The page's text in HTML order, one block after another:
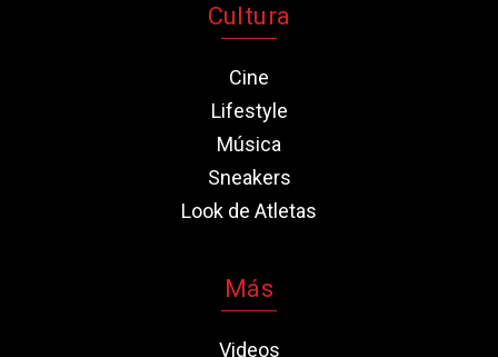
Cultura
Cine
Lifestyle
Música
Sneakers
Look de Atletas
Más
Videos